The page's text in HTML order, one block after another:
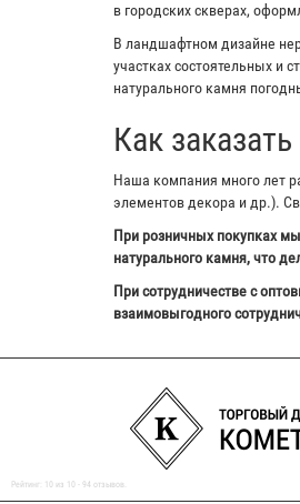
в городских скверах,
В ландшафтном дизайне
участках состоятельных и
натурального камня
Как
Наша компания много лет
элементов декора и др.).
При розничных покупках
натурального камня, что
При сотрудничестве с
взаимовыгодного
Рейтинг: 10 из 10 94 отзывов.